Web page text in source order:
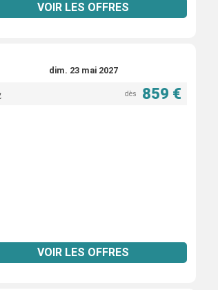
VOIR LES OFFRES
dim. 23 mai 2027
dès 859 €
VOIR LES OFFRES